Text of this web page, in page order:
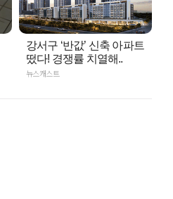
강서구 ‘반값’ 신축 아파트
떴다! 경쟁률 치열해..
뉴스캐스트